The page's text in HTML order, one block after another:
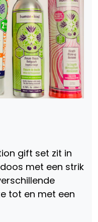
gift set zit in
met een strik
tot en met een